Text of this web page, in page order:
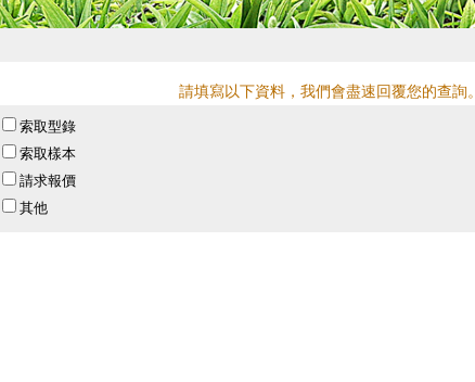
請填寫以下資料，我們會盡速回覆您的查詢。
索取型錄
索取樣本
請求報價
其他